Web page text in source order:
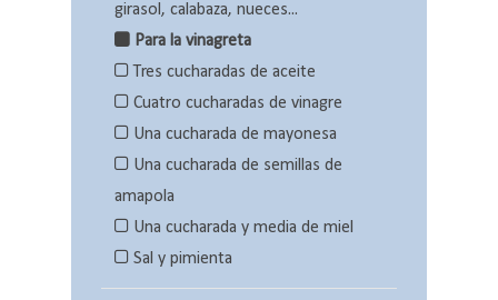
girasol, calabaza, nueces...
Para la vinagreta
Tres cucharadas de aceite
Cuatro cucharadas de vinagre
Una cucharada de mayonesa
Una cucharada de semillas de
amapola
Una cucharada y media de miel
Sal y pimienta